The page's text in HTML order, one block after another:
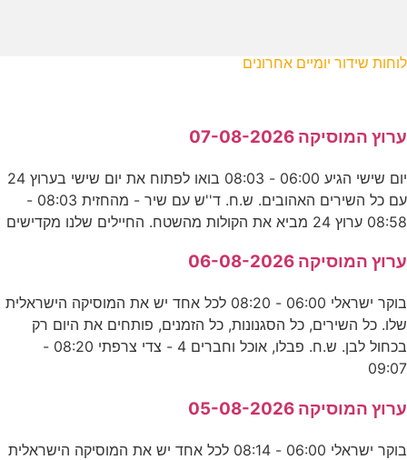
לוחות שידור יומיים אחרונים
ערוץ המוסיקה 07-08-2026
יום שישי הגיע 06:00 - 08:03 בואו לפתוח את יום שישי בערוץ 24
עם כל השירים האהובים. ש.ח. ד''ש עם שיר - מהחזית 08:03 -
08:58 ערוץ 24 מביא את הקולות מהשטח. החיילים שלנו מקדישים
ערוץ המוסיקה 06-08-2026
בוקר ישראלי 06:00 - 08:20 לכל אחד יש את המוסיקה הישראלית
שלו. כל השירים, כל הסגנונות, כל הזמנים, פותחים את היום רק
בכחול לבן. ש.ח. פבלו, אוכל וחברים 4 - צדי צרפתי 08:20 -
09:07
ערוץ המוסיקה 05-08-2026
בוקר ישראלי 06:00 - 08:14 לכל אחד יש את המוסיקה הישראלית